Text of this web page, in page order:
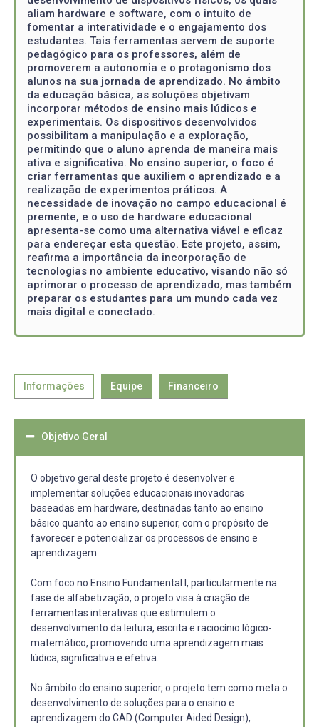
aliam hardware e software, com o intuito de
fomentar a interatividade e o engajamento dos
estudantes. Tais ferramentas servem de suporte
pedagógico para os professores, além de
promoverem a autonomia e o protagonismo dos
alunos na sua jornada de aprendizado. No âmbito
da educação básica, as soluções objetivam
incorporar métodos de ensino mais lúdicos e
experimentais. Os dispositivos desenvolvidos
possibilitam a manipulação e a exploração,
permitindo que o aluno aprenda de maneira mais
ativa e significativa. No ensino superior, o foco é
criar ferramentas que auxiliem o aprendizado e a
realização de experimentos práticos. A
necessidade de inovação no campo educacional é
premente, e o uso de hardware educacional
apresenta-se como uma alternativa viável e eficaz
para endereçar esta questão. Este projeto, assim,
reafirma a importância da incorporação de
tecnologias no ambiente educativo, visando não só
aprimorar o processo de aprendizado, mas também
preparar os estudantes para um mundo cada vez
mais digital e conectado.
Informações Equipe Financeiro
Objetivo Geral
O objetivo geral deste projeto é desenvolver e
implementar soluções educacionais inovadoras
baseadas em hardware, destinadas tanto ao ensino
básico quanto ao ensino superior, com o propósito de
favorecer e potencializar os processos de ensino e
aprendizagem.
Com foco no Ensino Fundamental I, particularmente na
fase de alfabetização, o projeto visa à criação de
ferramentas interativas que estimulem o
desenvolvimento da leitura, escrita e raciocínio lógico-
matemático, promovendo uma aprendizagem mais
lúdica, significativa e efetiva.
No âmbito do ensino superior, o projeto tem como meta o
desenvolvimento de soluções para o ensino e
aprendizagem do CAD (Computer Aided Design),